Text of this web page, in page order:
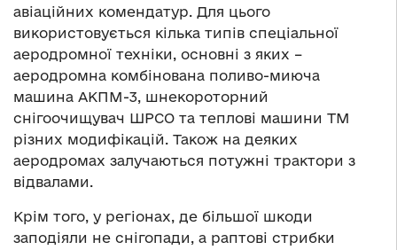
авіаційних комендатур. Для цього
використовується кілька типів спеціальної
аеродромної техніки, основні з яких –
аеродромна комбінована поливо-миюча
машина АКПМ-3, шнекороторний
снігоочищувач ШРСО та теплові машини ТМ
різних модифікацій. Також на деяких
аеродромах залучаються потужні трактори з
відвалами.
Крім того, у регіонах, де більшої шкоди
заподіяли не снігопади, а раптові стрибки